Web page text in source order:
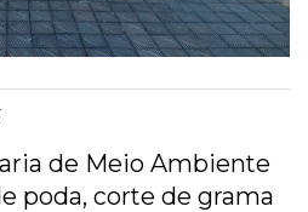
de Meio Ambiente
poda, corte de grama